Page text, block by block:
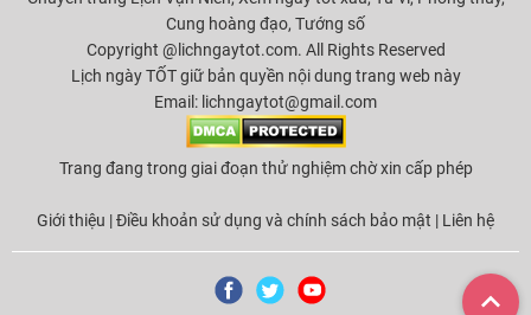
Cung hoàng đạo, Tướng số
Copyright @lichngaytot.com. All Rights Reserved
Lịch ngày TỐT giữ bản quyền nội dung trang web này
Email: lichngaytot@gmail.com
Trang đang trong giai đoạn thử nghiệm chờ xin cấp phép
Giới thiệu |Điều khoản sử dụng và chính sách bảo mật | Liên hệ